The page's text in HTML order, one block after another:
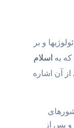
و بر
به اسلام
آن اشاره
و پس از